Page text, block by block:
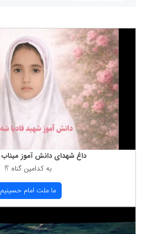
داغ شهدای دانش آموز
به كدامین گناه ؟!
ما ملت امام حسینیم